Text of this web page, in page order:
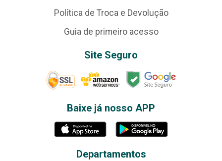
Política de Troca e Devolução
Guia de primeiro acesso
Site Seguro
Baixe já nosso APP
Departamentos